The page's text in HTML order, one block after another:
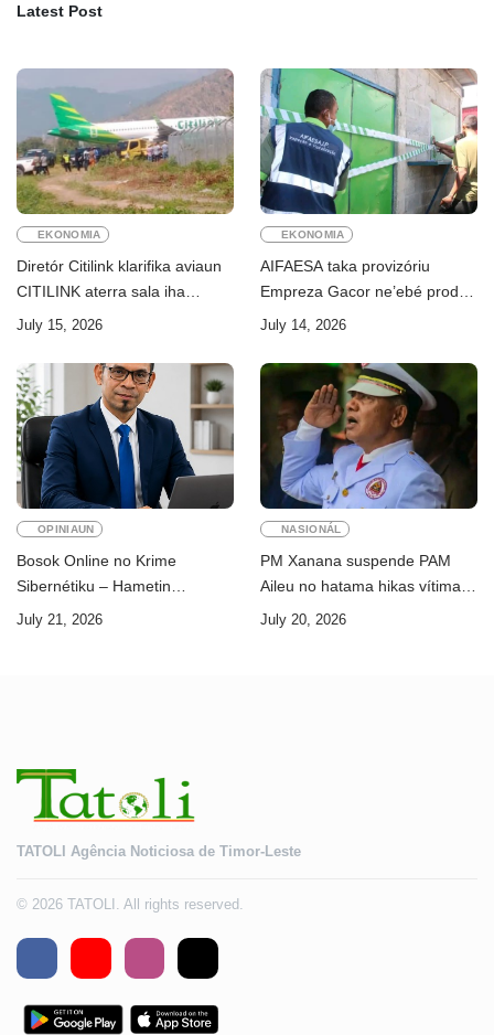
Latest Post
EKONOMIA
Diretór Citilink klarifika aviaun
CITILINK aterra sala iha
Aeroportu Komoro ne’e
July 15, 2026
EKONOMIA
AIFAESA taka provizóriu
Empreza Gacor ne’ebé prodús
“pentolan”
July 14, 2026
OPINIAUN
Bosok Online no Krime
Sibernétiku – Hametin
Seguransa Dijitál ba Futuru
July 21, 2026
NASIONÁL
PM Xanana suspende PAM
Aileu no hatama hikas vítima
AMA ba servisu
July 20, 2026
TATOLI Agência Noticiosa de Timor-Leste
© 2026 TATOLI. All rights reserved.